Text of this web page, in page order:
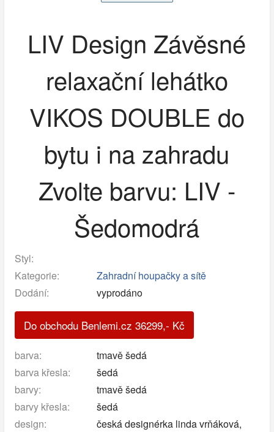
LIV Design Závěsné
relaxační lehátko
VIKOS DOUBLE do
bytu i na zahradu
Zvolte barvu: LIV -
Šedomodrá
Styl:
Kategorie:
Zahradní houpačky a sítě
Dodání:
vyprodáno
Do obchodu Benlemi.cz 36299,- Kč
barva:
tmavě šedá
barva křesla:
šedá
barvy:
tmavě šedá
barvy křesla:
šedá
design:
česká designérka linda vrňáková,